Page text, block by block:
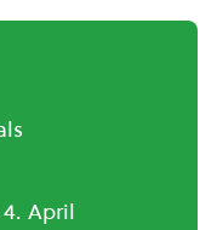
April